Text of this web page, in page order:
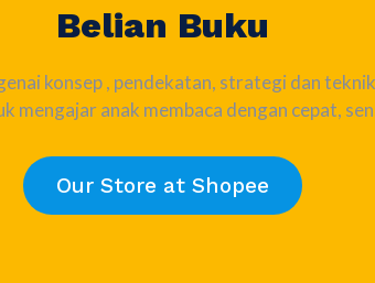
Belian Buku
konsep , pendekatan, strategi dan
mengajar anak membaca dengan cepat,
Our Store at Shopee